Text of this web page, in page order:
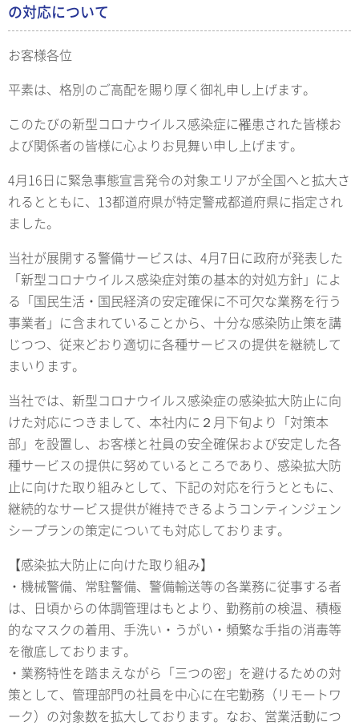
の対応について
お客様各位
平素は、格別のご高配を賜り厚く御礼申し上げます。
このたびの新型コロナウイルス感染症に罹患された皆様お
よび関係者の皆様に心よりお見舞い申し上げます。
4月16日に緊急事態宣言発令の対象エリアが全国へと拡大さ
れるとともに、13都道府県が特定警戒都道府県に指定され
ました。
当社が展開する警備サービスは、4月7日に政府が発表した
「新型コロナウイルス感染症対策の基本的対処方針」によ
る「国民生活・国民経済の安定確保に不可欠な業務を行う
事業者」に含まれていることから、十分な感染防止策を講
じつつ、従来どおり適切に各種サービスの提供を継続して
まいります。
当社では、新型コロナウイルス感染症の感染拡大防止に向
けた対応につきまして、本社内に２月下旬より「対策本
部」を設置し、お客様と社員の安全確保および安定した各
種サービスの提供に努めているところであり、感染拡大防
止に向けた取り組みとして、下記の対応を行うとともに、
継続的なサービス提供が維持できるようコンティンジェン
シープランの策定についても対応しております。
【感染拡大防止に向けた取り組み】
・機械警備、常駐警備、警備輸送等の各業務に従事する者
は、日頃からの体調管理はもとより、勤務前の検温、積極
的なマスクの着用、手洗い・うがい・頻繁な手指の消毒等
を徹底しております。
・業務特性を踏まえながら「三つの密」を避けるための対
策として、管理部門の社員を中心に在宅勤務（リモートワ
ーク）の対象数を拡大しております。なお、営業活動につ